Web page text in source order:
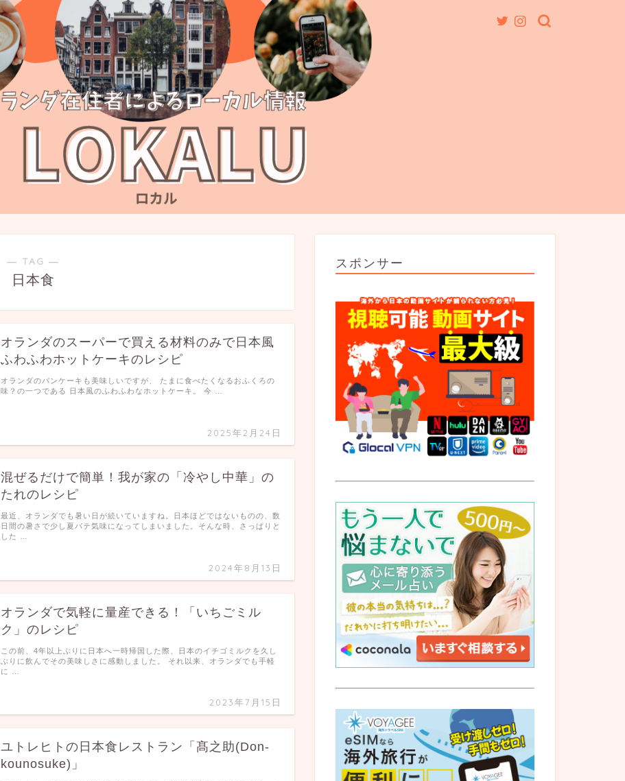
― TAG ―
日本食
オランダのスーパーで買える材料のみで日本風
ふわふわホットケーキのレシピ
2025年2月24日
オランダのパンケーキも美味しいですが、 たまに食べたくなるおふくろの
味？の一つである 日本風のふわふわなホットケーキ。 今 …
混ぜるだけで簡単！我が家の「冷やし中華」の
たれのレシピ
2024年8月13日
最近、オランダでも暑い日が続いていますね。日本ほどではないものの、数
日間の暑さで少し夏バテ気味になってしまいました。そんな時、さっぱりと
した …
オランダで気軽に量産できる！「いちごミル
ク」のレシピ
2023年7月15日
この前、4年以上ぶりに日本へ一時帰国した際、日本のイチゴミルクを久し
ぶりに飲んでその美味しさに感動しました。 それ以来、オランダでも手軽
に …
ユトレヒトの日本食レストラン「髙之助(Don-
kounosuke)」
スポンサー